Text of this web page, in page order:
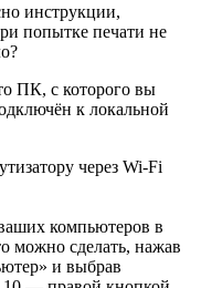
инструкции,
попытке печати не
ПК, с которого вы
к локальной
через Wi-Fi
компьютеров в
можно сделать, нажав
и выбрав